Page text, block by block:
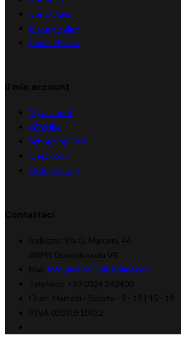
Contattaci
Privacy Policy
Cookie Policy
My account
Wish list
Schopping Cart
Check out
Order history
info@menocchiogioielli.com